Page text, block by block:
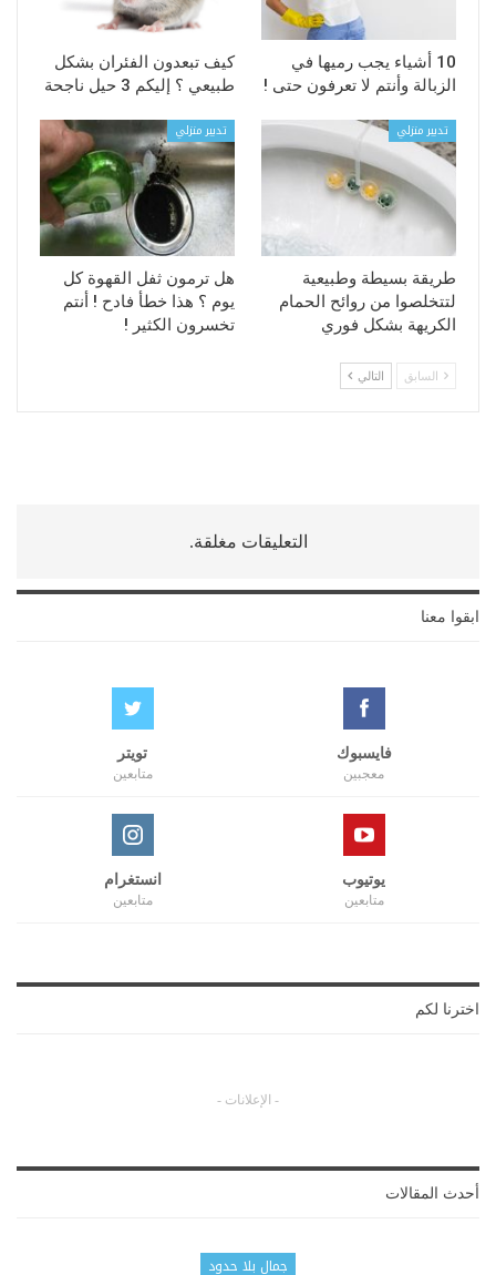
10 أشياء يجب رميها في
الزبالة وأنتم لا تعرفون حتى !
كيف تبعدون الفئران بشكل
طبيعي ؟ إليكم 3 حيل ناجحة
تدبير منزلي
طريقة بسيطة وطبيعية
لتتخلصوا من روائح الحمام
الكريهة بشكل فوري
تدبير منزلي
هل ترمون ثفل القهوة كل
يوم ؟ هذا خطأ فادح ! أنتم
تخسرون الكثير !
السابق التالي
التعليقات مغلقة.
ابقوا معنا
فايسبوك
معجبين
تويتر
متابعين
يوتيوب
متابعين
انستغرام
متابعين
اخترنا لكم
- الإعلانات -
أحدث المقالات
جمال بلا حدود